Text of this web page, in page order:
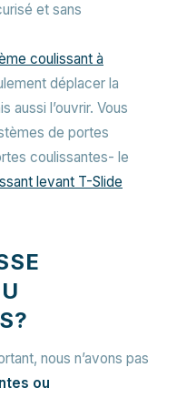
et sans
coulissant à
déplacer la
aussi l’ouvrir. Vous
de portes
coulissantes- le
levant T-Slide
nous n’avons pas
ou